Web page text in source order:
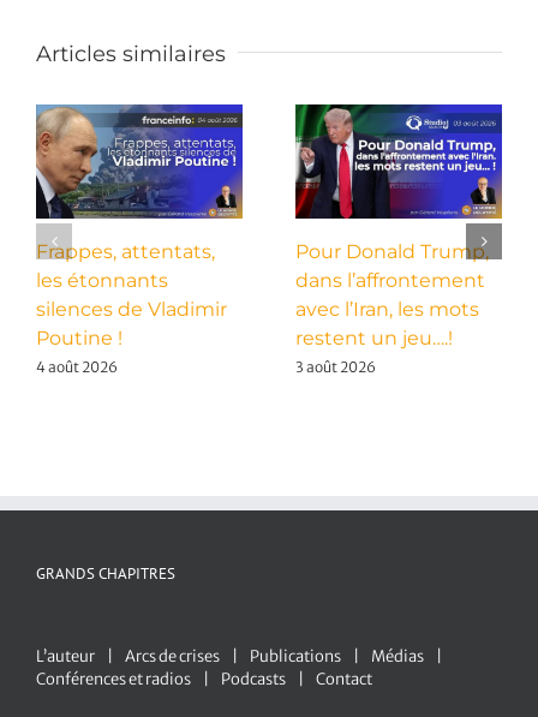
Articles similaires
Frappes, attentats,
les étonnants
silences de Vladimir
Poutine !
4 août 2026
Pour Donald Trump,
dans l’affrontement
avec l’Iran, les mots
restent un jeu….!
3 août 2026
GRANDS CHAPITRES
L’auteur Arcs de crises Publications
Médias
Conférences et radios
Podcasts Contact